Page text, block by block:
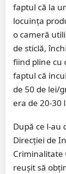
faptul că la
locuința
o cameră
de sticlă,
fiind pline cu
faptul că
de 50 de lei/
era de 20-30
După ce l-au
Direcției de
Criminalitate
reușit să